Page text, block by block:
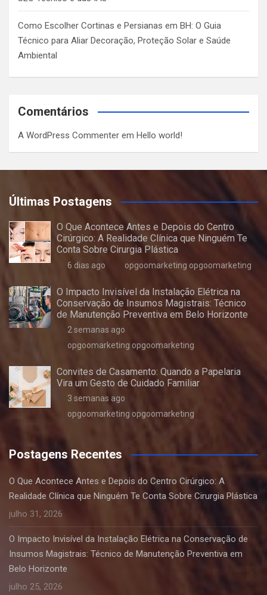
Como Escolher Cortinas e Persianas em BH: O Guia
Técnico para Aliar Decoração, Proteção Solar e Saúde
Ambiental
Comentários
A WordPress Commenter em Hello world!
Últimas Postagens
O Que Acontece Antes e Depois do Centro
Cirúrgico: A Realidade Clínica que Ninguém Te
Conta Sobre Cirurgia Plástica
6 dias ago opgoomarketing opgoomarketing
O Impacto Invisível da Instalação Elétrica na
Conservação de Insumos Magistrais: Técnico
de Manutenção Preventiva em Belo Horizonte
2 semanas ago
opgoomarketing opgoomarketing
Convites de Casamento: Quando a Papelaria
Vira um Gesto de Cuidado Familiar
3 semanas ago
opgoomarketing opgoomarketing
Postagens Recentes
O Que Acontece Antes e Depois do Centro Cirúrgico: A
Realidade Clínica que Ninguém Te Conta Sobre Cirurgia Plástica
julho 31, 2026
O Impacto Invisível da Instalação Elétrica na Conservação de
Insumos Magistrais: Técnico de Manutenção Preventiva em
Belo Horizonte
julho 25, 2026